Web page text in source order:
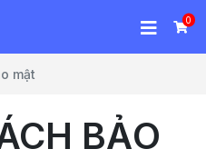
0
mật
BẢO